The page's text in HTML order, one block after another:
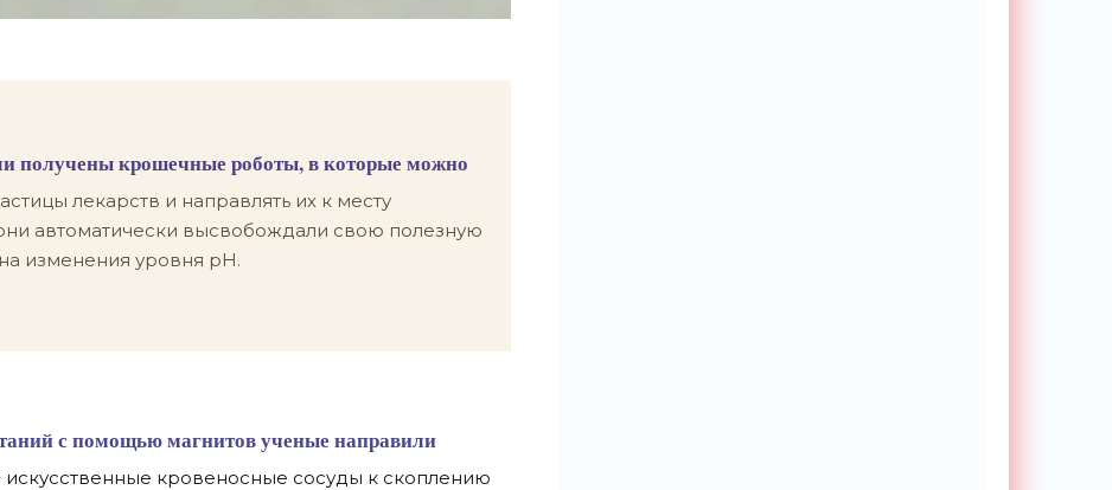
получены крошечные роботы, в которые можно
лекарств и направлять их к месту
автоматически высвобождали свою полезную
изменения уровня pH.
с помощью магнитов ученые направили
кровеносные сосуды к скоплению